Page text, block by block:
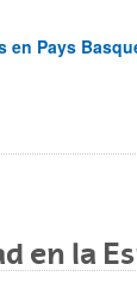
en Pays
en la